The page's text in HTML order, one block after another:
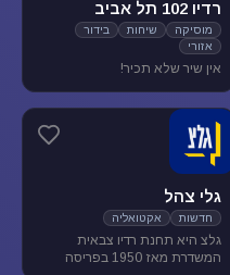
רדיו 102 תל אביב
מוסיקה שיחות
בידור
אזורי
אין שיר שלא תכיר!
גלי צהל
חדשות אקטואליה
גלצ היא תחנת רדיו צבאית
המשדרת מאז 1950 בפריסה